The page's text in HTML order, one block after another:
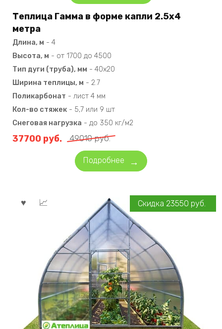
Теплица Гамма в форме капли 2.5х4
метра
Длина, м - 4
Высота, м - от 1700 до 4500
Тип дуги (труба), мм - 40х20
Ширина теплицы, м - 2.7
Поликарбонат - лист 4 мм
Кол-во стяжек - 5,7 или 9 шт
Снеговая нагрузка - до 350 кг/м2
49010руб.
37700 руб.
Подробнее
Скидка 23550 руб.